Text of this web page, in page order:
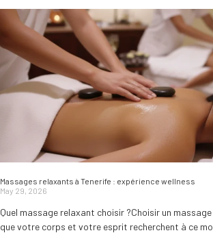
Massages relaxants à Tenerife : expérience wellness
May 29, 2026
Quel massage relaxant choisir ?Choisir un
que votre corps et votre esprit recherchent à ce